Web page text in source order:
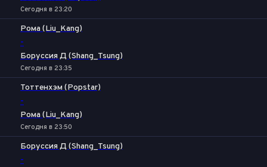
Сегодня в 23:20
Рома (Liu_Kang)
-
Боруссия Д (Shang_Tsung)
Сегодня в 23:35
Тоттенхэм (Popstar)
-
Рома (Liu_Kang)
Сегодня в 23:50
Боруссия Д (Shang_Tsung)
-